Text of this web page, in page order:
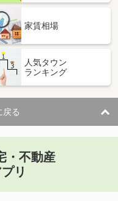
家賃相場
人気タウン
ランキング
戻る
・不動産
リ